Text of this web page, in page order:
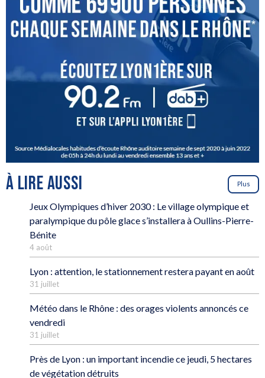
À LIRE AUSSI Plus
Jeux Olympiques d’hiver 2030 : Le village olympique et
paralympique du pôle glace s’installera à Oullins-Pierre-
Bénite
4 août
Lyon : attention, le stationnement restera payant en août
31 juillet
Météo dans le Rhône : des orages violents annoncés ce
vendredi
31 juillet
Près de Lyon : un important incendie ce jeudi, 5 hectares
de végétation détruits